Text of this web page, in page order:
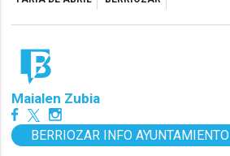
Maialen Zubia
BERRIOZAR INFO AYUNTAMIENTO